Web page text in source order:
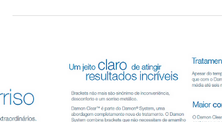
adolescentes você terá muito mais conforto e